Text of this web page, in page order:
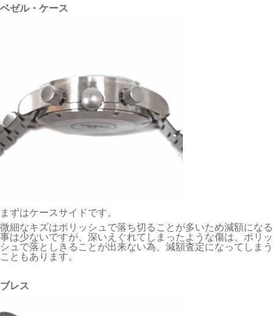
ベゼル・ケース
まずはケースサイドです。
微細なキズはポリッシュで落ち切ることが多いため減額になる
事は少ないですが、深いえぐれてしまったような傷は、ポリッ
シュで落としきることが出来ない為、減額査定になってしまう
こともあります。
ブレス